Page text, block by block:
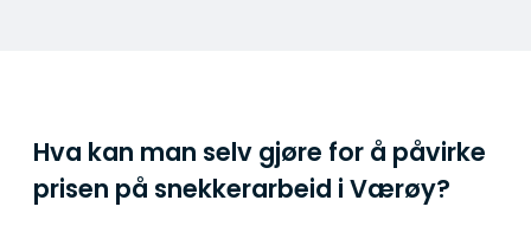
Hva kan man selv gjøre for å påvirke
prisen på snekkerarbeid i Værøy?